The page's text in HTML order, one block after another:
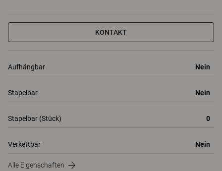
KONTAKT
Aufhängbar Nein
Stapelbar Nein
Stapelbar (Stück) 0
Verkettbar Nein
Alle Eigenschaften